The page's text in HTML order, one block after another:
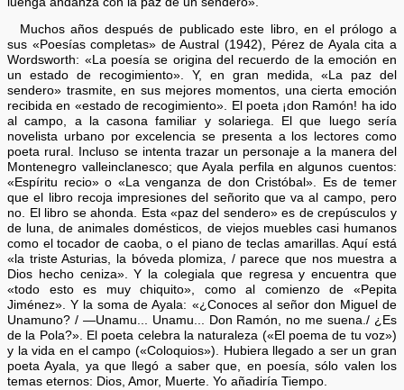
Muchos años después de publicado este libro, en el prólogo a
sus «Poesías completas» de Austral (1942), Pérez de Ayala cita a
Wordsworth: «La poesía se origina del recuerdo de la emoción en
un estado de recogimiento». Y, en gran medida, «La paz del
sendero» trasmite, en sus mejores momentos, una cierta emoción
recibida en «estado de recogimiento». El poeta ¡don Ramón! ha ido
al campo, a la casona familiar y solariega. El que luego sería
novelista urbano por excelencia se presenta a los lectores como
poeta rural. Incluso se intenta trazar un personaje a la manera del
Montenegro valleinclanesco; que Ayala perfila en algunos cuentos:
«Espíritu recio» o «La venganza de don Cristóbal». Es de temer
que el libro recoja impresiones del señorito que va al campo, pero
no. El libro se ahonda. Esta «paz del sendero» es de crepúsculos y
de luna, de animales domésticos, de viejos muebles casi humanos
como el tocador de caoba, o el piano de teclas amarillas. Aquí está
«la triste Asturias, la bóveda plomiza, / parece que nos muestra a
Dios hecho ceniza». Y la colegiala que regresa y encuentra que
«todo esto es muy chiquito», como al comienzo de «Pepita
Jiménez». Y la soma de Ayala: «¿Conoces al señor don Miguel de
Unamuno? / —Unamu... Unamu... Don Ramón, no me suena./ ¿Es
de la Pola?». El poeta celebra la naturaleza («El poema de tu voz»)
y la vida en el campo («Coloquios»). Hubiera llegado a ser un gran
poeta Ayala, ya que llegó a saber que, en poesía, sólo valen los
temas eternos: Dios, Amor, Muerte. Yo añadiría Tiempo.